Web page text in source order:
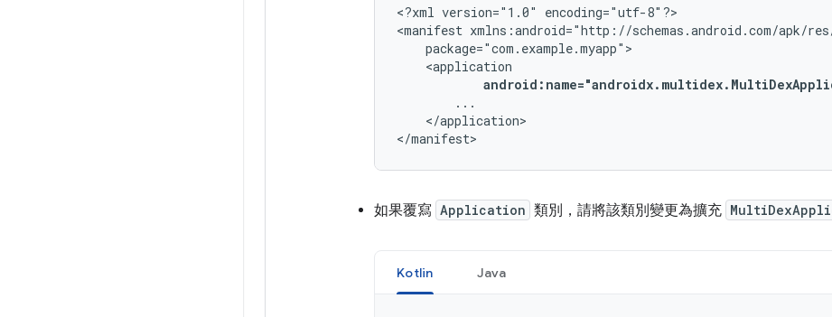
<?xml version="1.0"
encoding="utf-8"?>
<manifest
</application>
</manifest>
如果覆寫 Application 類別，請將該類別變更為擴充
Kotlin Java